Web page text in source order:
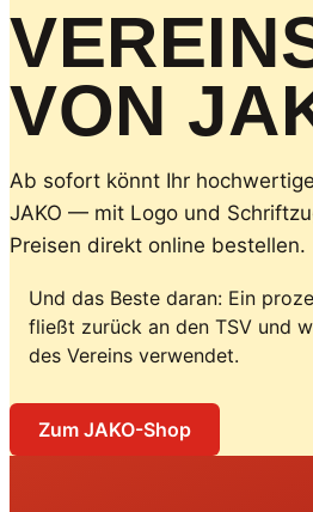
VON
Ab sofort könnt Ihr
JAKO — mit Logo und
Preisen direkt online bestellen.
Und das Beste daran: Ein
fließt zurück an den TSV und
des Vereins verwendet.
Zum JAKO-Shop